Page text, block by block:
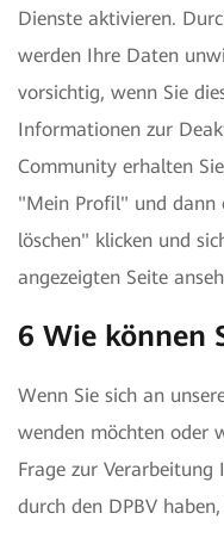
Dienste aktivieren.
werden Ihre Daten
vorsichtig, wenn Sie
Informationen zur
Community erhalten
"Mein Profil" und dann
löschen" klicken und
angezeigten Seite
6 Wie können
Wenn Sie sich an
wenden möchten oder
Frage zur Verarbeitung
durch den DPBV